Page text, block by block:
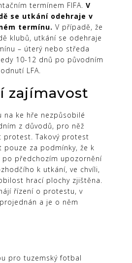
termínem FIFA. V
se utkání odehraje v
termínu. V případě, že
klubů, utkání se odehraje
– úterý nebo středa
10-12 dnů po původním
LFA.
zajímavost
na ke hře nezpůsobilé
z důvodů, pro něž
protest. Takový protest
pouze za podmínky, že k
předchozím upozornění
k utkání, ve chvíli,
hrací plochy zjištěna.
řízení o protestu, v
a je o něm
pro tuzemský fotbal